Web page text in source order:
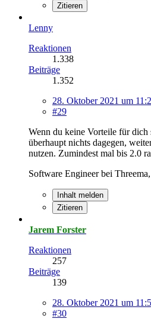
Zitieren
Lenny
Reaktionen
1.338
Beiträge
1.352
28. Oktober 2021 um
#29
Wenn du keine Vorteile für dich
überhaupt nichts dagegen,
nutzen. Zumindest mal bis 2.0
Software Engineer bei
Inhalt melden
Zitieren
Jarem Forster
Reaktionen
257
Beiträge
139
28. Oktober 2021 um
#30